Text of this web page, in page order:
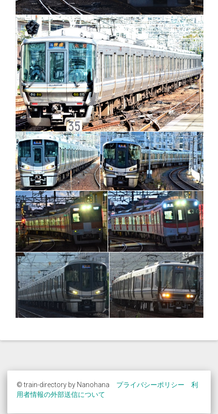
© train-directory by Nanohana プライバシーポリシー
利
用者情報の外部送信について